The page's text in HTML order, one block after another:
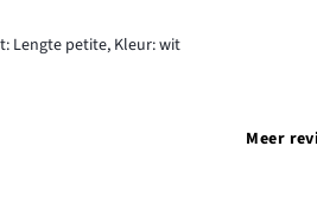
Lengte petite, Kleur: wit
Meer